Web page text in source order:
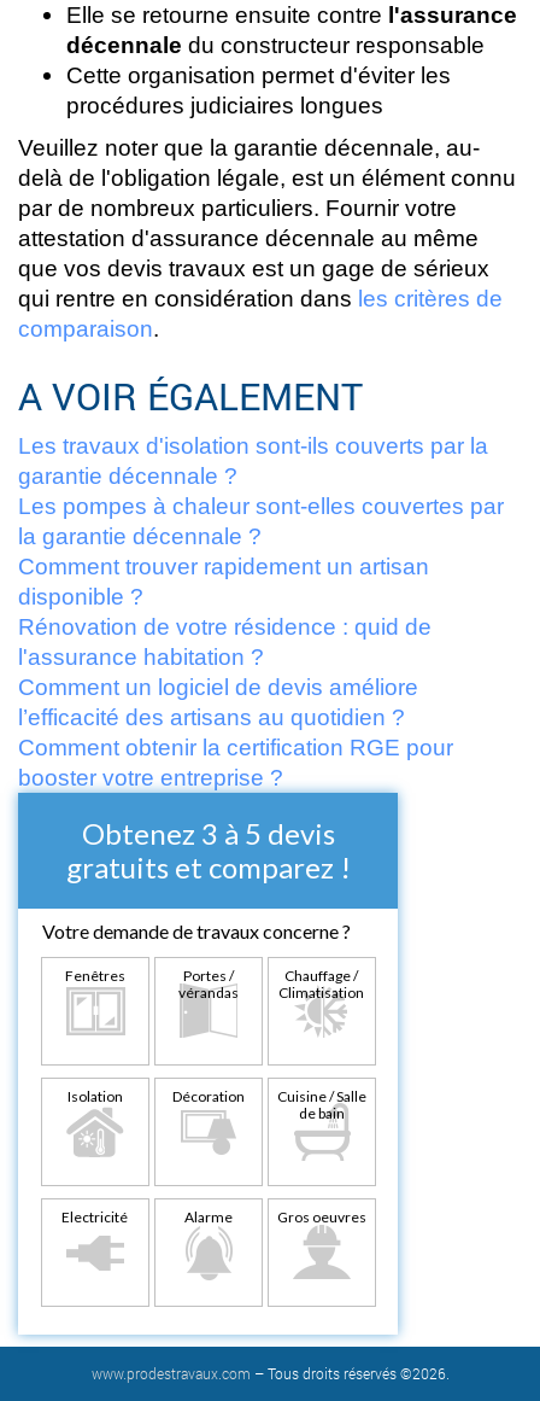
Elle se retourne ensuite contre l'assurance
décennale du constructeur responsable
Cette organisation permet d'éviter les
procédures judiciaires longues
Veuillez noter que la garantie décennale, au-
delà de l'obligation légale, est un élément connu
par de nombreux particuliers. Fournir votre
attestation d'assurance décennale au même
que vos devis travaux est un gage de sérieux
qui rentre en considération dans les critères de
comparaison.
A VOIR ÉGALEMENT
Les travaux d'isolation sont-ils couverts par la
garantie décennale ?
Les pompes à chaleur sont-elles couvertes par
la garantie décennale ?
Comment trouver rapidement un artisan
disponible ?
Rénovation de votre résidence : quid de
l'assurance habitation ?
Comment un logiciel de devis améliore
l’efficacité des artisans au quotidien ?
Comment obtenir la certification RGE pour
booster votre entreprise ?
Obtenez 3 à 5 devis
gratuits et comparez !
Votre demande de travaux concerne ?
Fenêtres
Portes /
vérandas
Chauffage /
Climatisation
Isolation Décoration
Cuisine / Salle
de bain
Electricité Alarme Gros oeuvres
www.prodestravaux.com – Tous droits réservés ©2026.